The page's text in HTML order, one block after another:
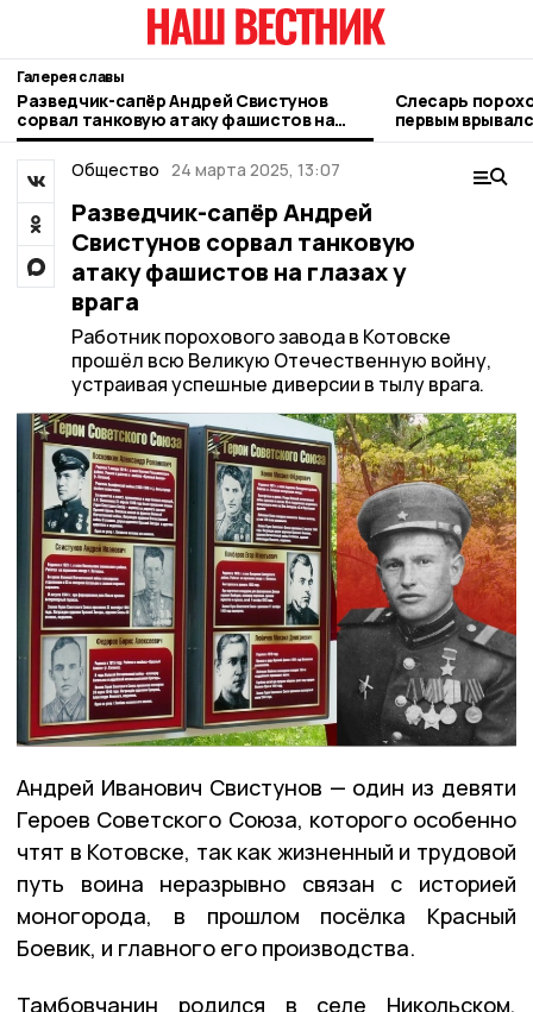
Галерея славы
Разведчик-сапёр Андрей Свистунов
сорвал танковую атаку фашистов на
глазах у врага
Слесарь
первым
Великую
Общество 24 марта 2025, 13:07
Разведчик-сапёр Андрей
Свистунов сорвал танковую
атаку фашистов на глазах у
врага
Работник порохового завода в Котовске
прошёл всю Великую Отечественную войну,
устраивая успешные диверсии в тылу врага.
Андрей Иванович Свистунов — один из девяти
Героев Советского Союза, которого особенно
чтят в Котовске, так как жизненный и трудовой
путь воина неразрывно связан с историей
моногорода, в прошлом посёлка Красный
Боевик, и главного его производства.
Тамбовчанин родился в селе Никольском,